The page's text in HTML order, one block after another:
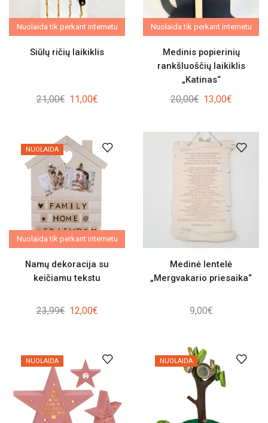
Nuolaida tik perkant internetu
Siūlų ričių laikiklis
21,00€ Original
21,00€.
11,00€Current
11,00€.
Nuolaida tik perkant internetu
Medinis popierinių
rankšluoščių laikiklis
„Katinas“
20,00€ Original
20,00€.
13,00€Current
13,00€.
NUOLAIDA
Nuolaida tik perkant internetu
Namų dekoracija su
keičiamu tekstu
23,99€ Original
12,00€Current
12,00€.
Medinė lentelė
„Mergvakario priesaika“
9,00€
NUOLAIDA NUOLAIDA